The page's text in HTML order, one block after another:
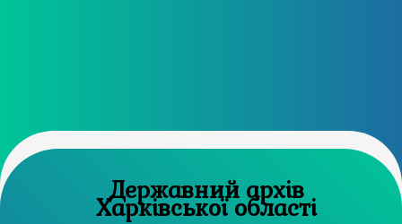
Державний архів
Харківської області